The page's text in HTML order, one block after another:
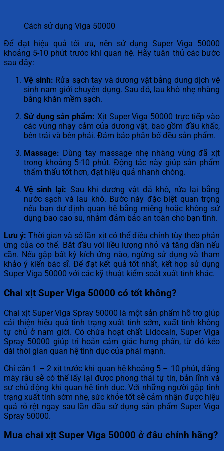
Cách sử dụng Viga 50000
Để đạt hiệu quả tối ưu, nên sử dụng Super Viga 50000
khoảng 5-10 phút trước khi quan hệ. Hãy tuân thủ các bước
sau đây:
Vệ sinh: Rửa sạch tay và dương vật bằng dung dịch vệ
sinh nam giới chuyên dụng. Sau đó, lau khô nhẹ nhàng
bằng khăn mềm sạch.
Sử dụng sản phẩm: Xịt Super Viga 50000 trực tiếp vào
các vùng nhạy cảm của dương vật, bao gồm đầu khấc,
bên trái và bên phải. Đảm bảo phân bố đều sản phẩm.
Massage: Dùng tay massage nhẹ nhàng vùng đã xịt
trong khoảng 5-10 phút. Động tác này giúp sản phẩm
thẩm thấu tốt hơn, đạt hiệu quả nhanh chóng.
Vệ sinh lại: Sau khi dương vật đã khô, rửa lại bằng
nước sạch và lau khô. Bước này đặc biệt quan trọng
nếu bạn dự định quan hệ bằng miệng hoặc không sử
dụng bao cao su, nhằm đảm bảo an toàn cho bạn tình.
Lưu ý: Thời gian và số lần xịt có thể điều chỉnh tùy theo phản
ứng của cơ thể. Bắt đầu với liều lượng nhỏ và tăng dần nếu
cần. Nếu gặp bất kỳ kích ứng nào, ngừng sử dụng và tham
khảo ý kiến bác sĩ. Để đạt kết quả tốt nhất, kết hợp sử dụng
Super Viga 50000 với các kỹ thuật kiểm soát xuất tinh khác.
Chai xịt Super Viga 50000 có tốt không?
Chai xịt Super Viga Spray 50000 là một sản phẩm hỗ trợ giúp
cải thiện hiệu quả tình trạng xuất tinh sớm, xuất tinh không
tự chủ ở nam giới. Có chứa hoạt chất Lidocain, Super Viga
Spray 50000 giúp trì hoãn cảm giác hưng phấn, từ đó kéo
dài thời gian quan hệ tình dục của phái mạnh.
Chỉ cần 1 – 2 xịt trước khi quan hệ khoảng 5 – 10 phút, đấng
mày râu sẽ có thể lấy lại được phong thái tự tin, bản lĩnh và
sự chủ động khi quan hệ tình dục. Với những người gặp tình
trạng xuất tinh sớm nhẹ, sức khỏe tốt sẽ cảm nhận được hiệu
quả rõ rệt ngay sau lần đầu sử dụng sản phẩm Super Viga
Spray 50000.
Mua chai xịt Super Viga 50000 ở đâu chính hãng?